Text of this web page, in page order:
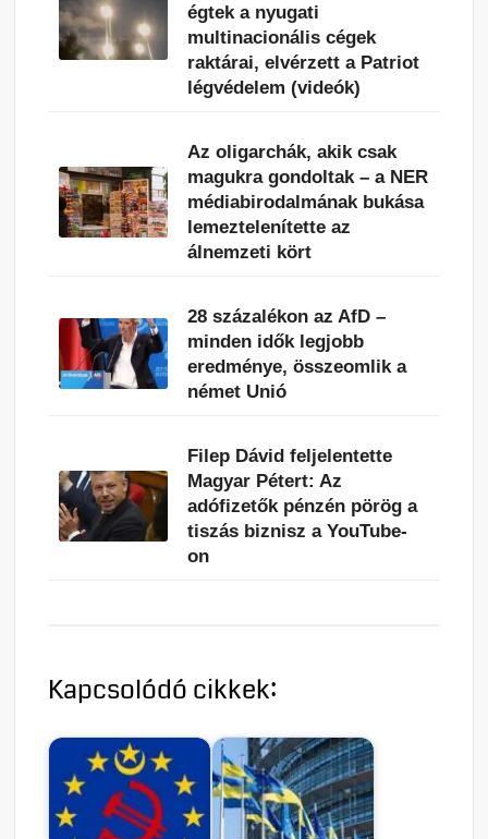
égtek a nyugati
multinacionális cégek
raktárai, elvérzett a Patriot
légvédelem (videók)
Az oligarchák, akik csak
magukra gondoltak – a NER
médiabirodalmának bukása
lemeztelenítette az
álnemzeti kört
28 százalékon az AfD –
minden idők legjobb
eredménye, összeomlik a
német Unió
Filep Dávid feljelentette
Magyar Pétert: Az
adófizetők pénzén pörög a
tiszás biznisz a YouTube-
on
Kapcsolódó cikkek: